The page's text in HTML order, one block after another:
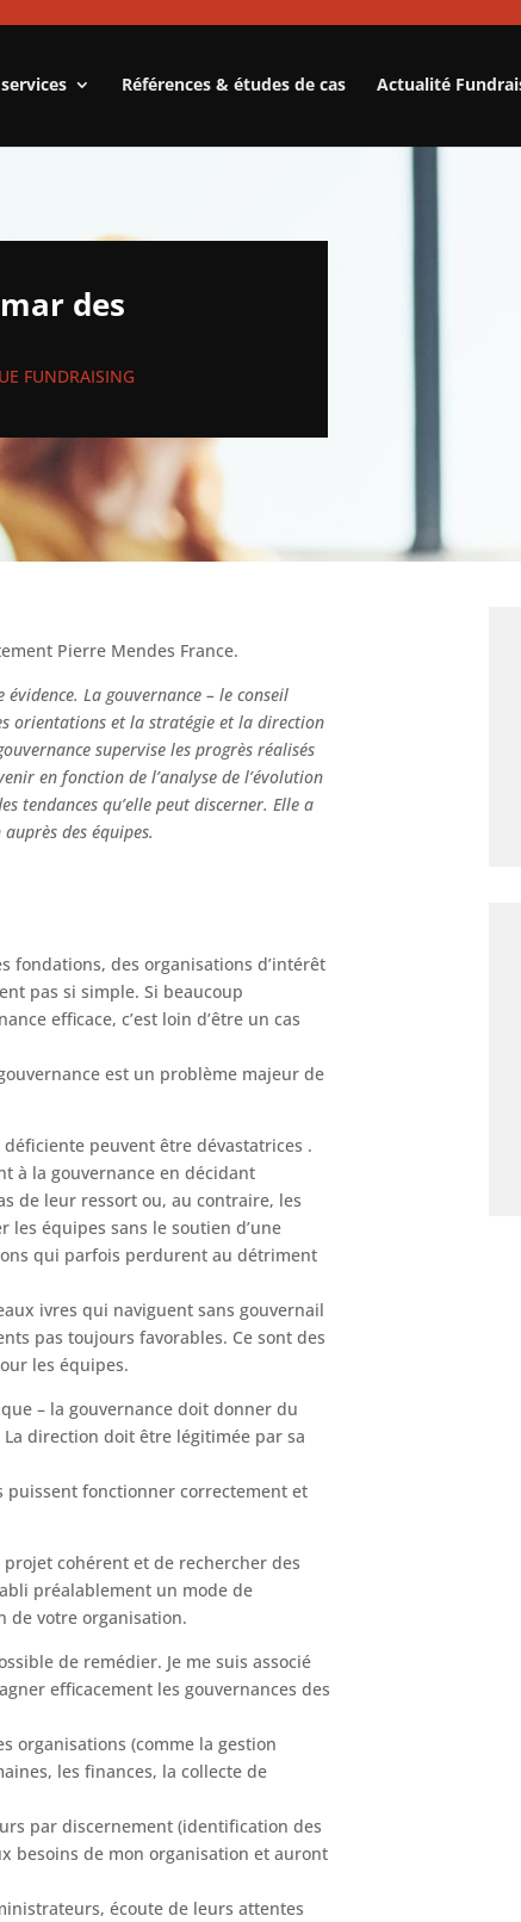
Références & études de cas Actualité
des
FUNDRAISING
Pierre Mendes France.
La gouvernance – le conseil
orientations et la stratégie et la direction
supervise les progrès réalisés
en fonction de l’analyse de l’évolution
tendances qu’elle peut discerner. Elle a
des équipes.
fondations, des organisations d’intérêt
pas si simple. Si beaucoup
efficace, c’est loin d’être un cas
est un problème majeur de
déficiente peuvent être dévastatrices .
à la gouvernance en décidant
de leur ressort ou, au contraire, les
équipes sans le soutien d’une
qui parfois perdurent au détriment
ivres qui naviguent sans gouvernail
pas toujours favorables. Ce sont des
les équipes.
– la gouvernance doit donner du
direction doit être légitimée par sa
puissent fonctionner correctement et
cohérent et de rechercher des
préalablement un mode de
de votre organisation.
de remédier. Je me suis associé
efficacement les gouvernances des
organisations (comme la gestion
les finances, la collecte de
par discernement (identification des
besoins de mon organisation et auront
écoute de leurs attentes